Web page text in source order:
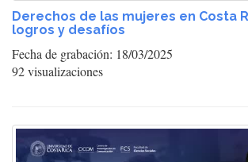
Derechos de las mujeres en Costa
logros y desafíos
Fecha de grabación: 18/03/2025
92 visualizaciones